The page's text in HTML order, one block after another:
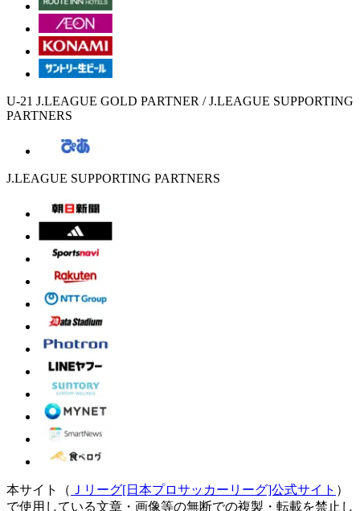
U-21 J.LEAGUE GOLD PARTNER / J.LEAGUE SUPPORTING
PARTNERS
J.LEAGUE SUPPORTING PARTNERS
本サイト（ Ｊリーグ[日本プロサッカーリーグ]公式サイト ）
で使用している文章・画像等の無断での複製・転載を禁止し